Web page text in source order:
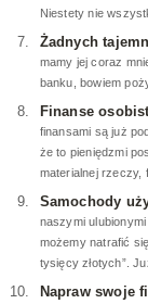
Niestety nie
Żadnych
mamy jej coraz
banku, bowiem
Finanse
finansami są już
że to pieniędzmi
materialnej rzeczy,
Samochody
naszymi
możemy natrafić
tysięcy złotych”.
Napraw swoje